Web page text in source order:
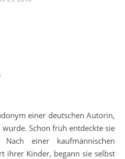
einer deutschen Autorin,
Schon früh entdeckte sie
einer kaufmännischen
ihrer Kinder, begann sie selbst